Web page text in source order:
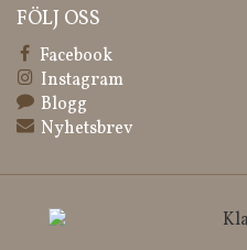
FÖLJ OSS
Facebook
Instagram
Blogg
Nyhetsbrev